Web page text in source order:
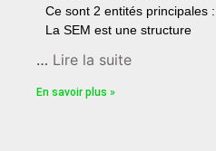
Ce sont 2 entités principales :
La SEM est une structure
… Lire la suite
En savoir plus »